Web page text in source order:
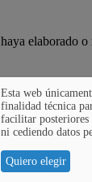
elaborado
Esta web
finalidad técnica
facilitar posteriores
ni cediendo datos
Quiero elegir